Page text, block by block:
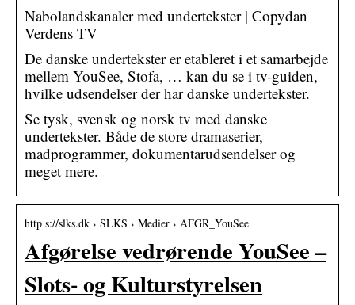
Nabolandskanaler med undertekster | Copydan
Verdens TV
De danske undertekster er etableret i et samarbejde
mellem YouSee, Stofa, … kan du se i tv-guiden,
hvilke udsendelser der har danske undertekster.
Se tysk, svensk og norsk tv med danske
undertekster. Både de store dramaserier,
madprogrammer, dokumentarudsendelser og
meget mere.
http s://slks.dk › SLKS › Medier › AFGR_YouSee
Afgørelse vedrørende YouSee –
Slots- og Kulturstyrelsen